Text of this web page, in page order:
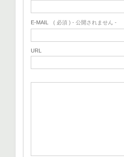
E-MAIL ( 必須 ) - 公開されません -
URL